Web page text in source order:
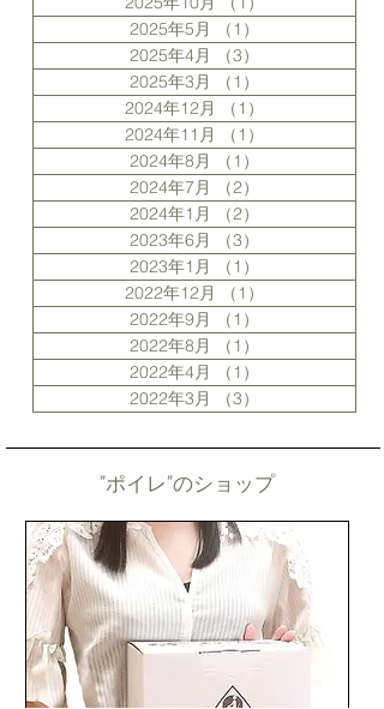
2025年5月
（1）
2025年4月
（3）
2025年3月
（1）
2024年12月
（1）
2024年11月
（1）
2024年8月
（1）
2024年7月
（2）
2024年1月
（2）
2023年6月
（3）
2023年1月
（1）
2022年12月
（1）
2022年9月
（1）
2022年8月
（1）
2022年4月
（1）
2022年3月
（3）
”ポイレ”のショップ